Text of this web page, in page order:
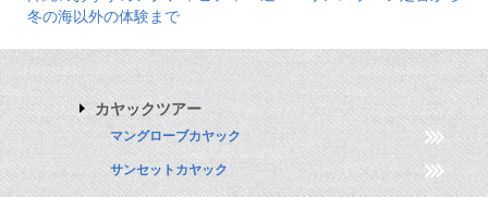
冬の海以外の体験まで
カヤックツアー
マングローブカヤック
サンセットカヤック